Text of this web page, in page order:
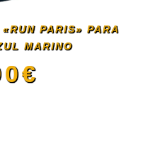
PARIS» PARA
MARINO
€